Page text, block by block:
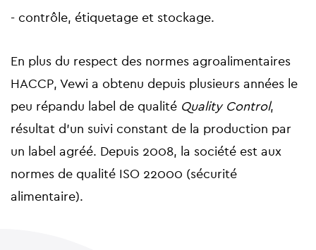
- contrôle, étiquetage et stockage.
En plus du respect des normes agroalimentaires
HACCP, Vewi a obtenu depuis plusieurs années le
peu répandu label de qualité Quality Control,
résultat d’un suivi constant de la production par
un label agréé. Depuis 2008, la société est aux
normes de qualité ISO 22000 (sécurité
alimentaire).